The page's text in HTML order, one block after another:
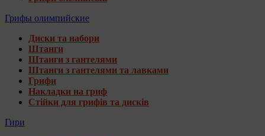
Грифы олимпийские
Диски та набори
Штанги
Штанги з гантелями
Штанги з гантелями та лавками
Грифи
Накладки на гриф
Стійки для грифів та дисків
Гири